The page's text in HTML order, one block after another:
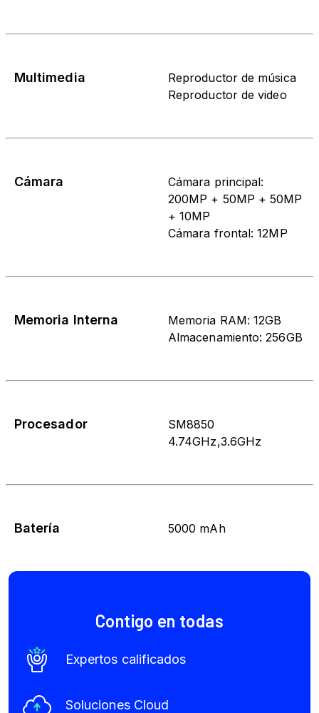
Multimedia
Reproductor de música
Reproductor de video
Cámara
Cámara principal:
200MP + 50MP + 50MP
+ 10MP
Cámara frontal: 12MP
Memoria Interna
Memoria RAM: 12GB
Almacenamiento: 256GB
Procesador
SM8850
4.74GHz,3.6GHz
Batería 5000 mAh
Contigo en todas
Expertos calificados
Soluciones Cloud